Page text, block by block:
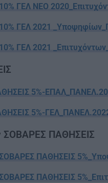
ΓΕΛ ΝΕΟ
ΓΕΛ 2021
ΓΕΛ 2021
5%-
5%-
ΣΟΒΑΡΕΣ ΠΑΘΗΣΕΙΣ
ΠΑΘΗΣΕΙΣ
ΠΑΘΗΣΕΙΣ